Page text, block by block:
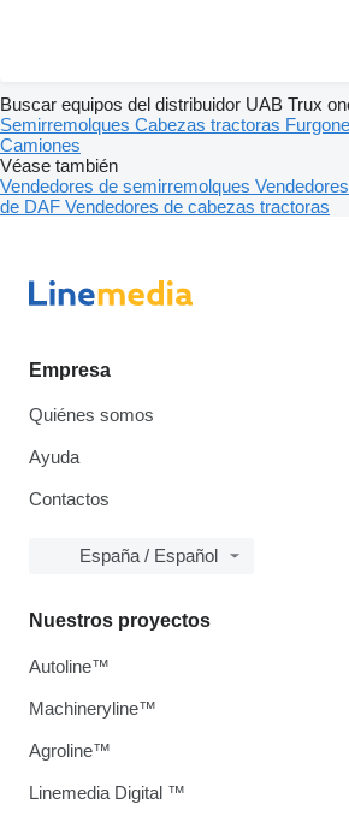
Buscar equipos del distribuidor UAB Trux
Semirremolques Cabezas tractoras
Camiones
Véase también
Vendedores de semirremolques
de DAF Vendedores de cabezas tractoras
Empresa
Quiénes somos
Ayuda
Contactos
España / Español
Nuestros proyectos
Autoline™
Machineryline™
Agroline™
Linemedia Digital ™